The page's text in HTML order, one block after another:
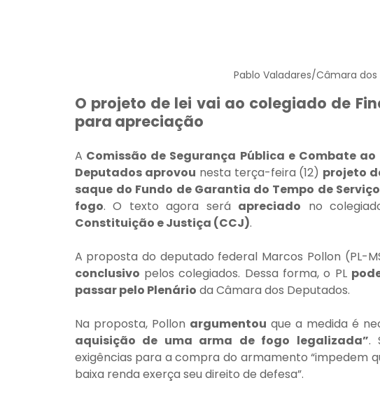
Pablo Valadares/Câmara
O projeto de lei vai ao colegiado de
para apreciação
A Comissão de Segurança Pública e Combate
Deputados aprovou nesta terça-feira (12) projeto
saque do Fundo de Garantia do Tempo de Serviço
fogo. O texto agora será apreciado no
Constituição e Justiça (CCJ).
A proposta do deputado federal Marcos Pollon (PL-
conclusivo pelos colegiados. Dessa forma, o PL
passar pelo Plenário da Câmara dos Deputados.
Na proposta, Pollon argumentou que a medida é
aquisição de uma arma de fogo legalizada”.
exigências para a compra do armamento “impedem
baixa renda exerça seu direito de defesa”.